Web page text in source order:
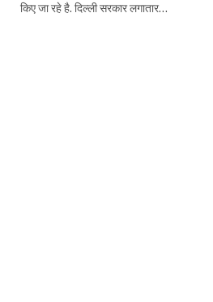
किए जा रहे है. दिल्ली सरकार लगातार…